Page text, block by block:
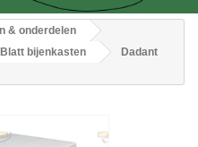
& onderdelen
bijenkasten
Dadant